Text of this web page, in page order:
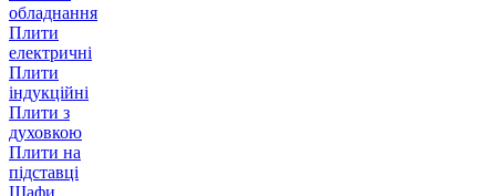
обладнання
Плити
електричні
Плити
індукційні
Плити з
духовкою
Плити на
підставці
Шафи